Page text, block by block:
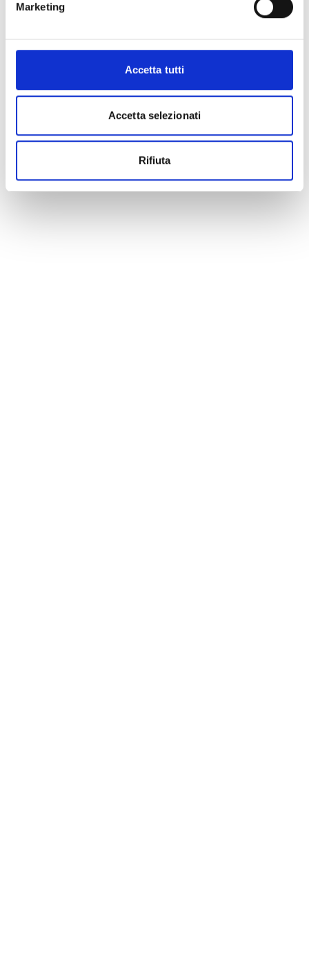
Marketing
Accetta tutti
Accetta selezionati
Rifiuta